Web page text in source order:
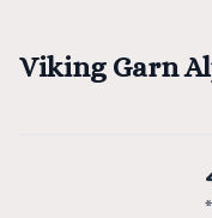
Viking Garn